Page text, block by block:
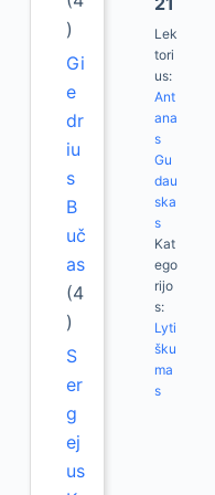
)
Gi
e
dr
iu
s
B
uč
as
(4
)
S
er
g
ej
us
Lek
tori
us:
Ant
ana
s
Gu
dau
ska
s
Kat
ego
rijo
s:
Lyti
šku
ma
s